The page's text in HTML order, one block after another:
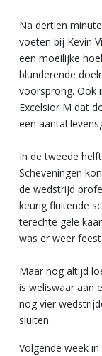
Na dertien
voeten bij Kevin
een moeilijke
blunderende
voorsprong. Ook
Excelsior M dat
een aantal
In de tweede
Scheveningen
de wedstrijd
keurig fluitende
terechte gele
was er weer
Maar nog altijd
is weliswaar aan
nog vier
sluiten.
Volgende week